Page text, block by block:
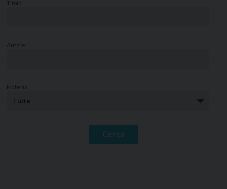
Titolo:
Autore:
Materia: